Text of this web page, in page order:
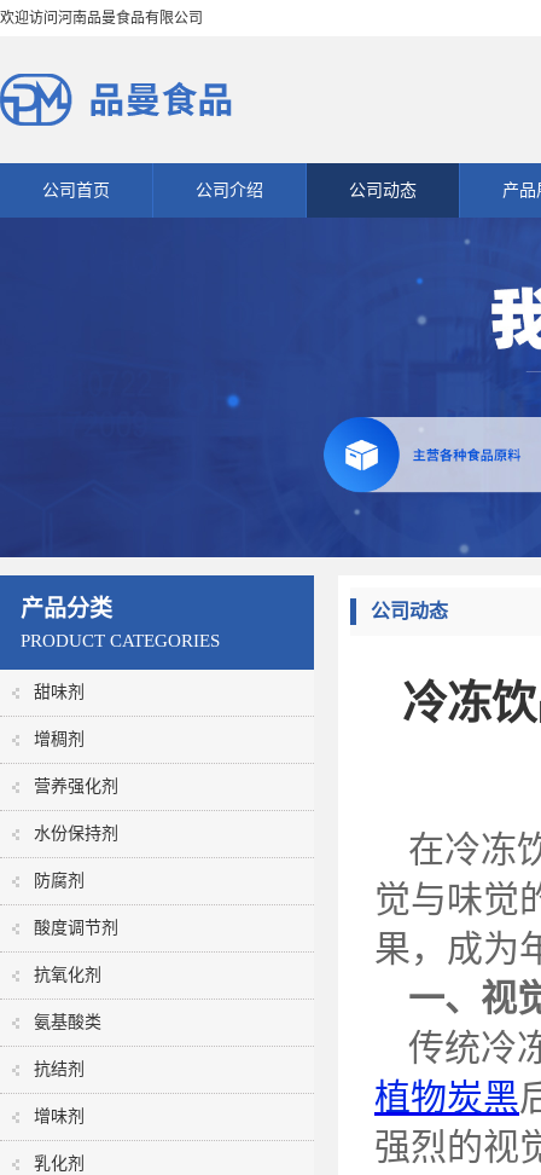
欢迎访问河南品曼食品有限公司
公司首页 公司介绍 公司动态 产品
产品分类
PRODUCT CATEGORIES
甜味剂
增稠剂
营养强化剂
水份保持剂
防腐剂
酸度调节剂
抗氧化剂
氨基酸类
抗结剂
增味剂
乳化剂
公司动态
冷冻
在冷冻
觉与味觉
果，成为
一、视
传统冷
植物炭黑
强烈的视